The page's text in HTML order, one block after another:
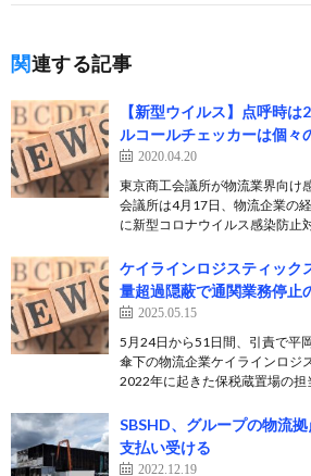
関連する記事
【新型ウイルス】点呼時
ルコールチェッカーは個々
2020.04.20
東京商工会議所が物流業界向け
会議所は4月17日、物流企業の
に新型コロナウイルス感染防止
ケイラインロジスティック
量超過隠蔽で通関業務停止
2025.05.15
5月24日から51日間、引責で平
傘下の物流企業ケイラインロジ
2022年に起きた保税蔵置場の
SBSHD、グループの物流
支払い受ける
2022.12.19